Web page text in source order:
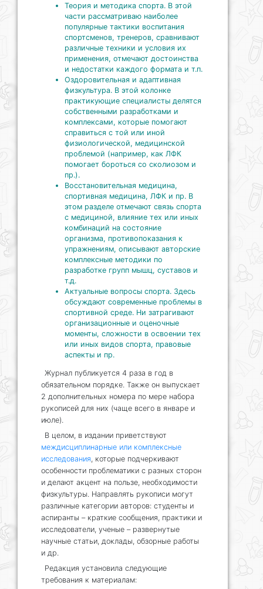
Теория и методика спорта. В этой
части рассматриваю наиболее
популярные тактики воспитания
спортсменов, тренеров, сравнивают
различные техники и условия их
применения, отмечают достоинства
и недостатки каждого формата и т.п.
Оздоровительная и адаптивная
физкультура. В этой колонке
практикующие специалисты делятся
собственными разработками и
комплексами, которые помогают
справиться с той или иной
физиологической, медицинской
проблемой (например, как ЛФК
помогает бороться со сколиозом и
пр.).
Восстановительная медицина,
спортивная медицина, ЛФК и пр. В
этом разделе отмечают связь спорта
с медициной, влияние тех или иных
комбинаций на состояние
организма, противопоказания к
упражнениям, описывают авторские
комплексные методики по
разработке групп мышц, суставов и
т.д.
Актуальные вопросы спорта. Здесь
обсуждают современные проблемы в
спортивной среде. Ни затрагивают
организационные и оценочные
моменты, сложности в освоении тех
или иных видов спорта, правовые
аспекты и пр.
Журнал публикуется 4 раза в год в
обязательном порядке. Также он выпускает
2 дополнительных номера по мере набора
рукописей для них (чаще всего в январе и
июле).
В целом, в издании приветствуют
междисциплинарные или комплексные
исследования, которые подчеркивают
особенности проблематики с разных сторон
и делают акцент на пользе, необходимости
физкультуры. Направлять рукописи могут
различные категории авторов: студенты и
аспиранты – краткие сообщения, практики и
исследователи, ученые – развернутые
научные статьи, доклады, обзорные работы
и др.
Редакция установила следующие
требования к материалам: